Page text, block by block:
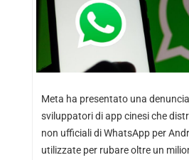
Meta ha presentato una
sviluppatori di app cinesi che
non ufficiali di WhatsApp per
utilizzate per rubare oltre un